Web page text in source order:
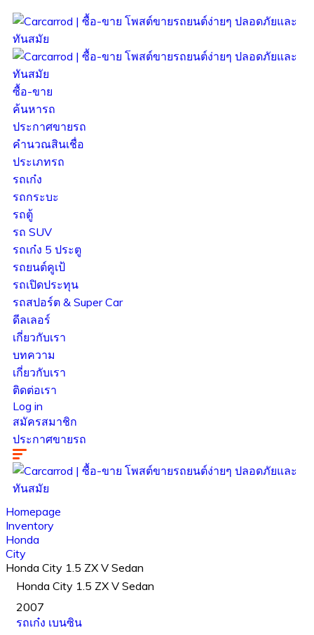
ซื้อ-ขาย
ค้นหารถ
ประกาศขายรถ
คำนวณสินเชื่อ
ประเภทรถ
รถเก๋ง
รถกระบะ
รถตู้
รถ SUV
รถเก๋ง 5 ประตู
รถยนต์คูเป้
รถเปิดประทุน
รถสปอร์ต & Super Car
ดีลเลอร์
เกี่ยวกับเรา
บทความ
เกี่ยวกับเรา
ติดต่อเรา
Log in
สมัครสมาชิก
ประกาศขายรถ
Homepage
Inventory
Honda
City
Honda City 1.5 ZX V Sedan
Honda City 1.5 ZX V Sedan
2007
รถเก๋ง เบนซิน